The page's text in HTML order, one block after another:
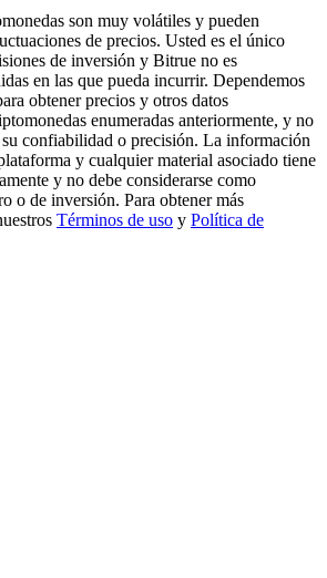
| Daily Rewards
Fest
Win 200,000 USDT
2026: Grand Finale
son muy volátiles y pueden
de precios. Usted es el único
de inversión y Bitrue no es
en las que pueda incurrir. Dependemos
obtener precios y otros datos
enumeradas anteriormente, y no
su confiabilidad o precisión. La información
y cualquier material asociado tiene
y no debe considerarse como
o de inversión. Para obtener más
Términos de uso y Política de